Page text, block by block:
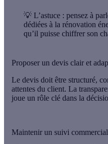
💡 L’astuce : pensez à
dédiées à la rénovation
qu’il puisse chiffrer son
Proposer un devis clair et
Le devis doit être structuré,
attentes du client. La
joue un rôle clé dans la
Maintenir un suivi commercial